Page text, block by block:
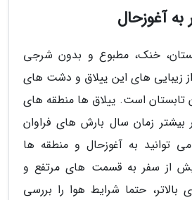
آغوزحال
خنک، مطبوع و بدون شرجی
زیبایی های این ییلاق و دشت های
تابستان است. ییلاق ها منطقه های
زمان سال بارش های فراوان
می توانید به آغوزحال و منطقه ها
از سفر به قسمت های مرتفع و
حتما شرایط هوا را بررسی